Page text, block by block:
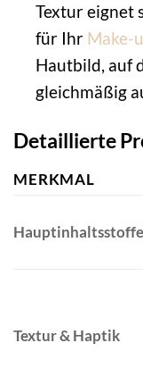
Textur eignet
für Ihr Make-
Hautbild, auf
gleichmäßig
Detaillierte
MERKMAL
Hauptinhaltsstoffe
Textur & Haptik